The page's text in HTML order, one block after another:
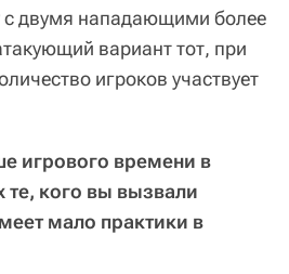
с двумя нападающими более
вариант тот, при
игроков участвует
игрового времени в
кого вы вызвали
мало практики в